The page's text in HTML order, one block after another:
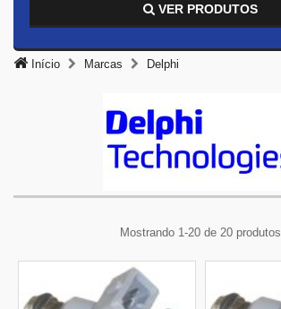
VER PRODUTOS
Início Marcas Delphi
Mostrando 1-20 de 20 produtos